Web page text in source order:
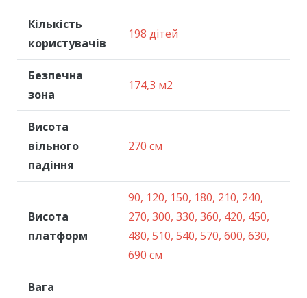
Кількість
користувачів
198 дітей
Безпечна
зона
174,3 м2
Висота
вільного
падіння
270 см
Висота
платформ
90, 120, 150, 180, 210, 240,
270, 300, 330, 360, 420, 450,
480, 510, 540, 570, 600, 630,
690 см
Вага